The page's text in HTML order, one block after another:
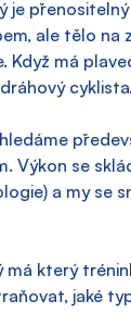
ale tělo na
má
cyklista.
Výkon se
a my se
který
jaké